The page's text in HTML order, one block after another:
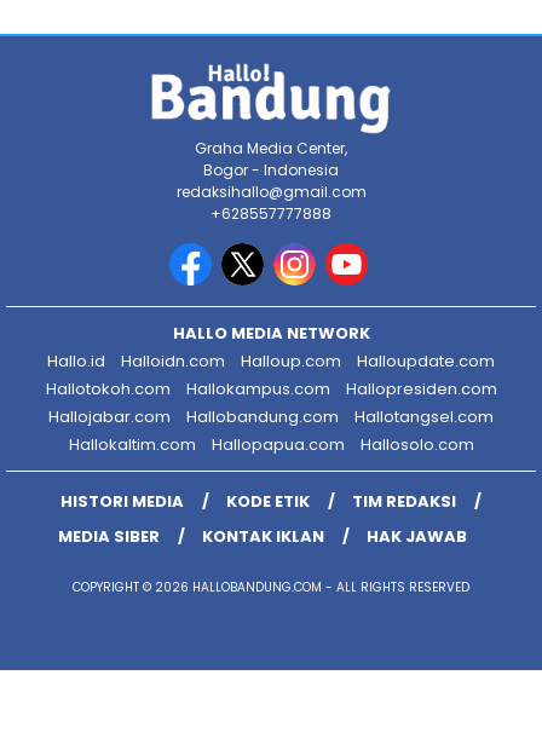
Graha Media Center,
Bogor - Indonesia
redaksihallo@gmail.com
+628557777888
HALLO MEDIA NETWORK
Hallo.id
Halloidn.com Halloup.com
Halloupdate.com
Hallotokoh.com
Hallokampus.com
Hallopresiden.com
Hallojabar.com
Hallobandung.com
Hallotangsel.com
Hallokaltim.com
Hallopapua.com Hallosolo.com
HISTORI MEDIA KODE ETIK
TIM REDAKSI
MEDIA SIBER
KONTAK IKLAN HAK JAWAB
COPYRIGHT © 2026 HALLOBANDUNG.COM - ALL RIGHTS RESERVED